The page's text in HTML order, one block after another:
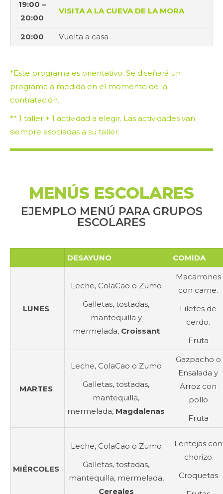
19:00 –
20:00
VISITA A LA CUEVA DE LA MORA
20:00 Vuelta a casa
*Este programa es orientativo. Se diseñará un
programa a medida en el momento de la
contratación.
** 1 taller + 1 actividad a elegir. Las actividades van
siempre asociadas a su taller.
MENÚS ESCOLARES
EJEMPLO MENÚ PARA GRUPOS
ESCOLARES
DESAYUNO COMIDA
LUNES
Leche, ColaCao o Zumo
Galletas, tostadas,
mantequilla y
mermelada, Croissant
Macarrones
con carne.
Filetes de
cerdo.
Fruta
MARTES
Leche, ColaCao o Zumo
Galletas, tostadas,
mantequilla,
mermelada, Magdalenas
Gazpacho o
Ensalada y
Arroz con
pollo
Fruta
MIÉRCOLES
Leche, ColaCao o Zumo
Galletas, tostadas,
mantequilla, mermelada,
Cereales
Lentejas con
chorizo
Croquetas